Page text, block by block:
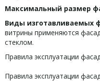
Максимальный размер
Виды изготавливаемых
витрины применяются
стеклом.
Правила эксплуатации
Правила эксплуатации